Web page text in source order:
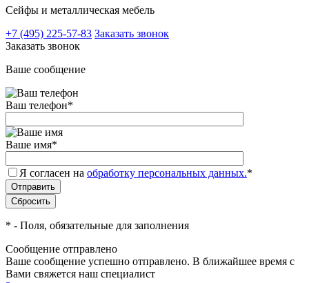
Сейфы и металлическая мебель
+7 (495) 225-57-83 Заказать звонок
Заказать звонок
Ваше сообщение
Ваш телефон*
Ваше имя*
Я согласен на обработку персональных данных.*
* - Поля, обязательные для заполнения
Сообщение отправлено
Ваше сообщение успешно отправлено. В ближайшее время с
Вами свяжется наш специалист